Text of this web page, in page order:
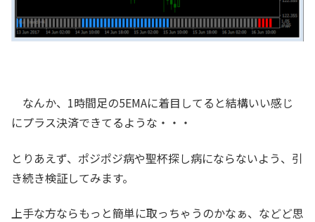
なんか、1時間足の5EMAに着目してると結構いい感じ
にプラス決済できてるような・・・
とりあえず、ポジポジ病や聖杯探し病にならないよう、引
き続き検証してみます。
上手な方ならもっと簡単に取っちゃうのかなぁ、などど思